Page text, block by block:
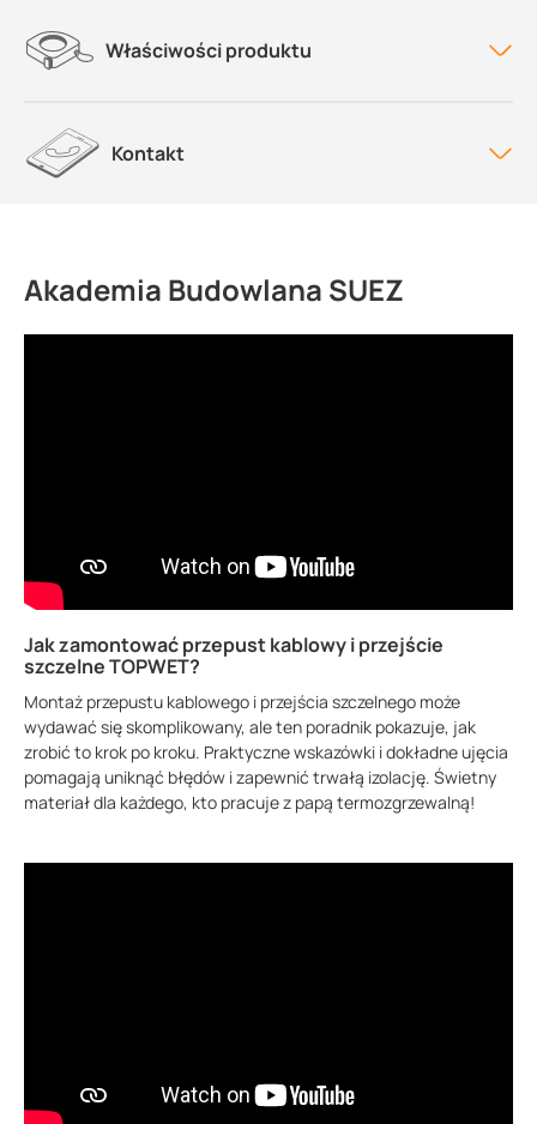
Właściwości produktu
Kontakt
Akademia Budowlana SUEZ
Jak zamontować przepust kablowy i przejście
szczelne TOPWET?
Montaż przepustu kablowego i przejścia szczelnego może
wydawać się skomplikowany, ale ten poradnik pokazuje, jak
zrobić to krok po kroku. Praktyczne wskazówki i dokładne ujęcia
pomagają uniknąć błędów i zapewnić trwałą izolację. Świetny
materiał dla każdego, kto pracuje z papą termozgrzewalną!